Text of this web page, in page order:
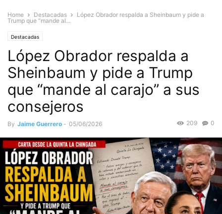
Home Destacadas
López Obrador respalda a Sheinbaum y pide a
Trump que “mande al...
Destacadas
López Obrador respalda a
Sheinbaum y pide a Trump
que “mande al carajo” a sus
consejeros
By Jaime Guerrero - 05/06/2026 0
209